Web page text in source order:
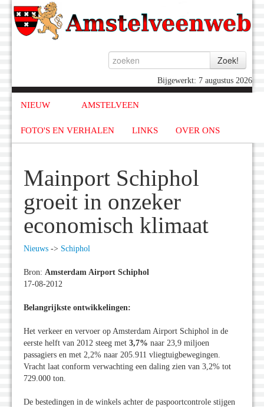
Bijgewerkt: 7 augustus 2026
NIEUW AMSTELVEEN
FOTO'S EN VERHALEN LINKS OVER ONS
Mainport Schiphol
groeit in onzeker
economisch klimaat
Nieuws -> Schiphol
Bron: Amsterdam Airport Schiphol
17-08-2012
Belangrijkste ontwikkelingen:
Het verkeer en vervoer op Amsterdam Airport Schiphol in de
eerste helft van 2012 steeg met 3,7% naar 23,9 miljoen
passagiers en met 2,2% naar 205.911 vliegtuigbewegingen.
Vracht laat conform verwachting een daling zien van 3,2% tot
729.000 ton.
De bestedingen in de winkels achter de paspoortcontrole stijgen